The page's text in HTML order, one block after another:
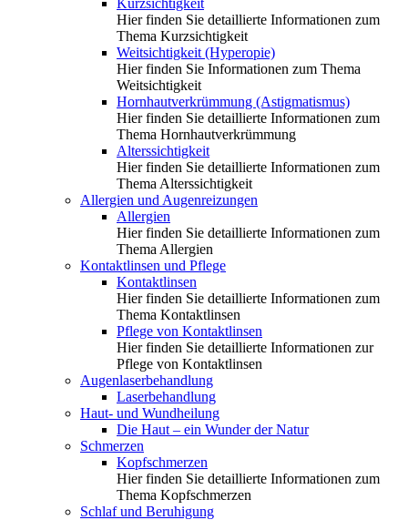
Kurzsichtigkeit
Hier finden Sie detaillierte Informationen zum
Thema Kurzsichtigkeit
Weitsichtigkeit (Hyperopie)
Hier finden Sie Informationen zum Thema
Weitsichtigkeit
Hornhautverkrümmung (Astigmatismus)
Hier finden Sie detaillierte Informationen zum
Thema Hornhautverkrümmung
Alterssichtigkeit
Hier finden Sie detaillierte Informationen zum
Thema Alterssichtigkeit
Allergien und Augenreizungen
Allergien
Hier finden Sie detaillierte Informationen zum
Thema Allergien
Kontaktlinsen und Pflege
Kontaktlinsen
Hier finden Sie detaillierte Informationen zum
Thema Kontaktlinsen
Pflege von Kontaktlinsen
Hier finden Sie detaillierte Informationen zur
Pflege von Kontaktlinsen
Augenlaserbehandlung
Laserbehandlung
Haut- und Wundheilung
Die Haut – ein Wunder der Natur
Schmerzen
Kopfschmerzen
Hier finden Sie detaillierte Informationen zum
Thema Kopfschmerzen
Schlaf und Beruhigung